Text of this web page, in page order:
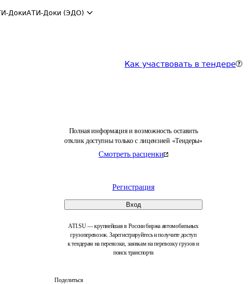
ДокиАТИ-Доки (ЭДО)
Как участвовать в тендере
Полная информация и возможность оставить
отклик доступны только с лицензией «Тендеры»
Смотреть расценки
Регистрация
Вход
ATI.SU — крупнейшая в России биржа автомобильных
грузоперевозок. Зарегистрируйтесь и получите доступ
к тендерам на перевозки, заявкам на перевозку грузов и
поиск транспорта
Поделиться